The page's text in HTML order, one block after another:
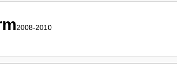
2008-2010